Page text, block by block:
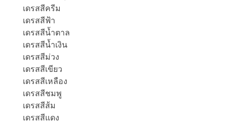
เดรสสีครีม
เดรสสีฟ้า
เดรสสีน้ำตาล
เดรสสีน้ำเงิน
เดรสสีม่วง
เดรสสีเขียว
เดรสสีเหลือง
เดรสสีชมพู
เดรสสีส้ม
เดรสสีแดง